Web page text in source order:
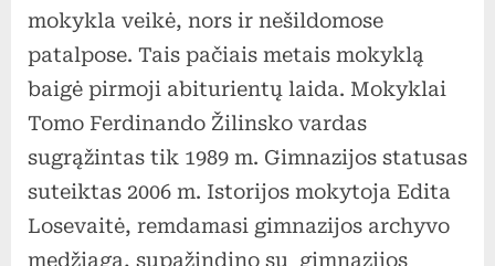
mokykla veikė, nors ir nešildomose
patalpose. Tais pačiais metais mokyklą
baigė pirmoji abiturientų laida. Mokyklai
Tomo Ferdinando Žilinsko vardas
sugrąžintas tik 1989 m. Gimnazijos statusas
suteiktas 2006 m. Istorijos mokytoja Edita
Losevaitė, remdamasi gimnazijos archyvo
medžiaga, supažindino su gimnazijos